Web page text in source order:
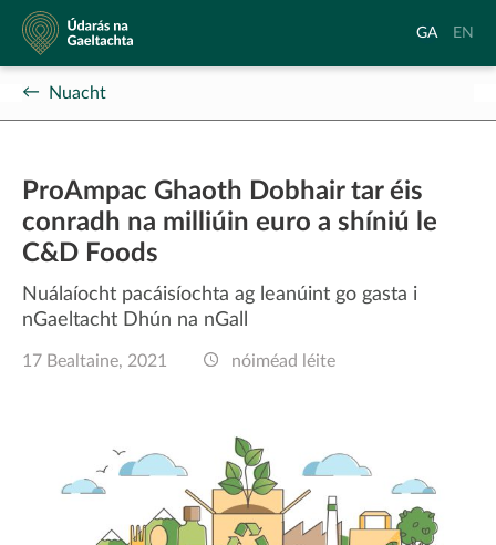
Údarás
na
Gaeltachta
Aistrigh
Gaeilge
GA
to
EN
Nuacht
ProAmpac Ghaoth Dobhair tar éis
conradh na milliúin euro a shíniú le
C&D Foods
Nuálaíocht pacáisíochta ag leanúint go gasta i
nGaeltacht Dhún na nGall
17 Bealtaine, 2021 nóiméad léite